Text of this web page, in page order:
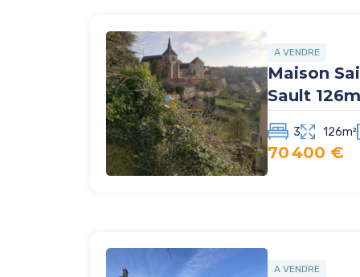
A VENDRE
Maison
Sault
3 126m²
70 400 €
A VENDRE